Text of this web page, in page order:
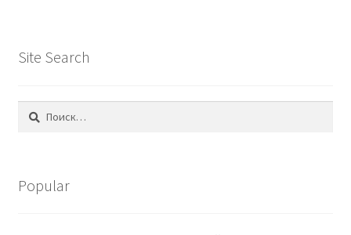
Site Search
Найти:
Popular